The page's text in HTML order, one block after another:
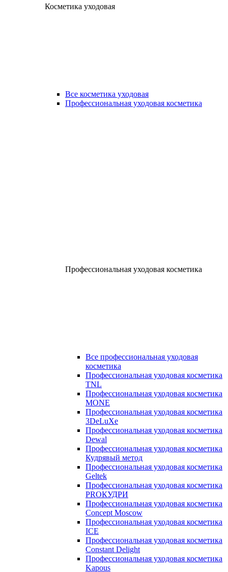
Косметика уходовая
Все косметика уходовая
Профессиональная уходовая косметика
Профессиональная уходовая косметика
Все профессиональная уходовая
косметика
Профессиональная уходовая косметика
TNL
Профессиональная уходовая косметика
MONE
Профессиональная уходовая косметика
3DeLuXe
Профессиональная уходовая косметика
Dewal
Профессиональная уходовая косметика
Кудрявый метод
Профессиональная уходовая косметика
Geltek
Профессиональная уходовая косметика
PROКУДРИ
Профессиональная уходовая косметика
Concept Moscow
Профессиональная уходовая косметика
ICE
Профессиональная уходовая косметика
Constant Delight
Профессиональная уходовая косметика
Kapous